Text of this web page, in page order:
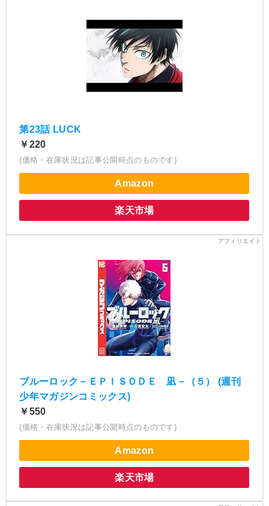
第23話 LUCK
￥220
(価格・在庫状況は記事公開時点のものです)
Amazon
楽天市場
ブルーロック－ＥＰＩＳＯＤＥ 凪－（５） (週刊
少年マガジンコミックス)
￥550
(価格・在庫状況は記事公開時点のものです)
Amazon
楽天市場